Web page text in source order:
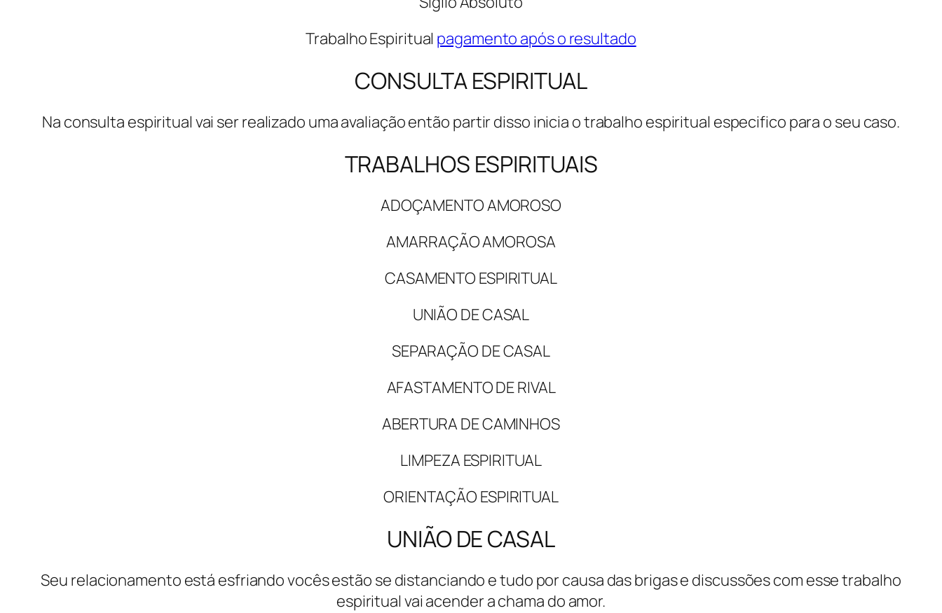
Trabalho Espiritual pagamento após o resultado
CONSULTA ESPIRITUAL
Na consulta espiritual vai ser realizado uma avaliação então partir disso inicia o trabalho espiritual especifico para o seu caso.
TRABALHOS ESPIRITUAIS
ADOÇAMENTO AMOROSO
AMARRAÇÃO AMOROSA
CASAMENTO ESPIRITUAL
UNIÃO DE CASAL
SEPARAÇÃO DE CASAL
AFASTAMENTO DE RIVAL
ABERTURA DE CAMINHOS
LIMPEZA ESPIRITUAL
ORIENTAÇÃO ESPIRITUAL
UNIÃO DE CASAL
Seu relacionamento está esfriando vocês estão se distanciando e tudo por causa das brigas e discussões com esse trabalho
espiritual vai acender a chama do amor.